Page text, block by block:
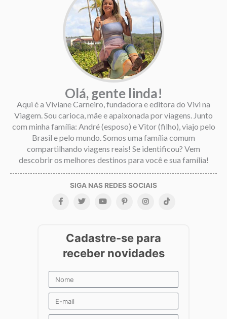
Olá, gente linda!
Aqui é a Viviane Carneiro, fundadora e editora do Vivi na
Viagem. Sou carioca, mãe e apaixonada por viagens. Junto
com minha família: André (esposo) e Vitor (filho), viajo pelo
Brasil e pelo mundo. Somos uma família comum
compartilhando viagens reais! Se identificou? Vem
descobrir os melhores destinos para você e sua família!